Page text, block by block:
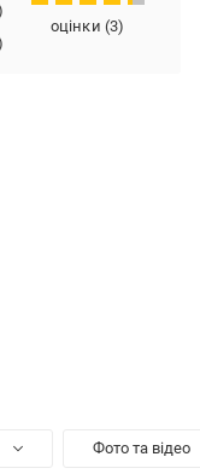
оцінки(3)
Фото та відео